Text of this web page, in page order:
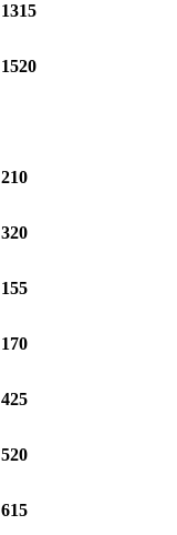
1315
1520
210
320
155
170
425
520
615